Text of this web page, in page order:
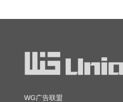
WG广告联盟